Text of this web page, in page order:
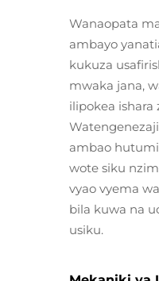
Wanaopata
ambayo
kukuza
mwaka jana,
ilipokea
ambao
wote siku
vyao vyema
bila kuwa na
usiku.